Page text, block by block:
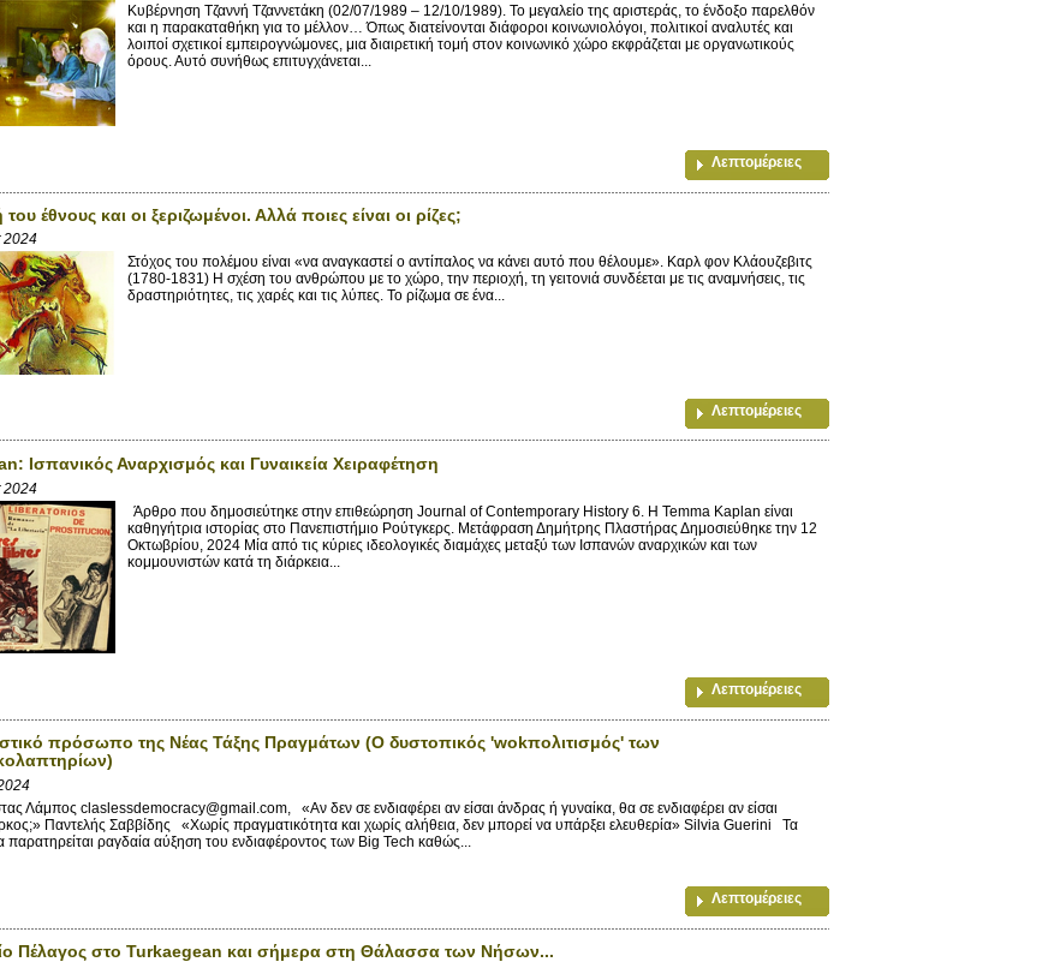
Κυβέρνηση Τζαννή Τζαννετάκη (02/07/1989 – 12/10/1989). Το μεγαλείο της αριστεράς, το ένδοξο παρελθόν
και η παρακαταθήκη για το μέλλον… Όπως διατείνονται διάφοροι κοινωνιολόγοι, πολιτικοί αναλυτές και
λοιποί σχετικοί εμπειρογνώμονες, μια διαιρετική τομή στον κοινωνικό χώρο εκφράζεται με οργανωτικούς
όρους. Αυτό συνήθως επιτυγχάνεται...
Λεπτομέρειες
έθνους και οι ξεριζωμένοι. Αλλά ποιες είναι οι ρίζες;
2024
Στόχος του πολέμου είναι «να αναγκαστεί ο αντίπαλος να κάνει αυτό που θέλουμε». Καρλ φον Κλάουζεβιτς
(1780-1831) Η σχέση του ανθρώπου με το χώρο, την περιοχή, τη γειτονιά συνδέεται με τις αναμνήσεις, τις
δραστηριότητες, τις χαρές και τις λύπες. Το ρίζωμα σε ένα...
Λεπτομέρειες
Ισπανικός Αναρχισμός και Γυναικεία Χειραφέτηση
2024
Άρθρο που δημοσιεύτηκε στην επιθεώρηση Journal of Contemporary History 6. Η Temma Kaplan είναι
καθηγήτρια ιστορίας στο Πανεπιστήμιο Ρούτγκερς. Μετάφραση Δημήτρης Πλαστήρας Δημοσιεύθηκε την 12
Οκτωβρίου, 2024 Μία από τις κύριες ιδεολογικές διαμάχες μεταξύ των Ισπανών αναρχικών και των
κομμουνιστών κατά τη διάρκεια...
Λεπτομέρειες
πρόσωπο της Νέας Τάξης Πραγμάτων (Ο δυστοπικός 'wokπολιτισμός' των
Λάμπος claslessdemocracy@gmail.com, «Αν δεν σε ενδιαφέρει αν είσαι άνδρας ή γυναίκα, θα σε ενδιαφέρει αν είσαι
Παντελής Σαββίδης «Χωρίς πραγματικότητα και χωρίς αλήθεια, δεν μπορεί να υπάρξει ελευθερία» Silvia Guerini Τα
παρατηρείται ραγδαία αύξηση του ενδιαφέροντος των Big Tech καθώς...
Λεπτομέρειες
Πέλαγος στο Turkaegean και σήμερα στη Θάλασσα των Νήσων...